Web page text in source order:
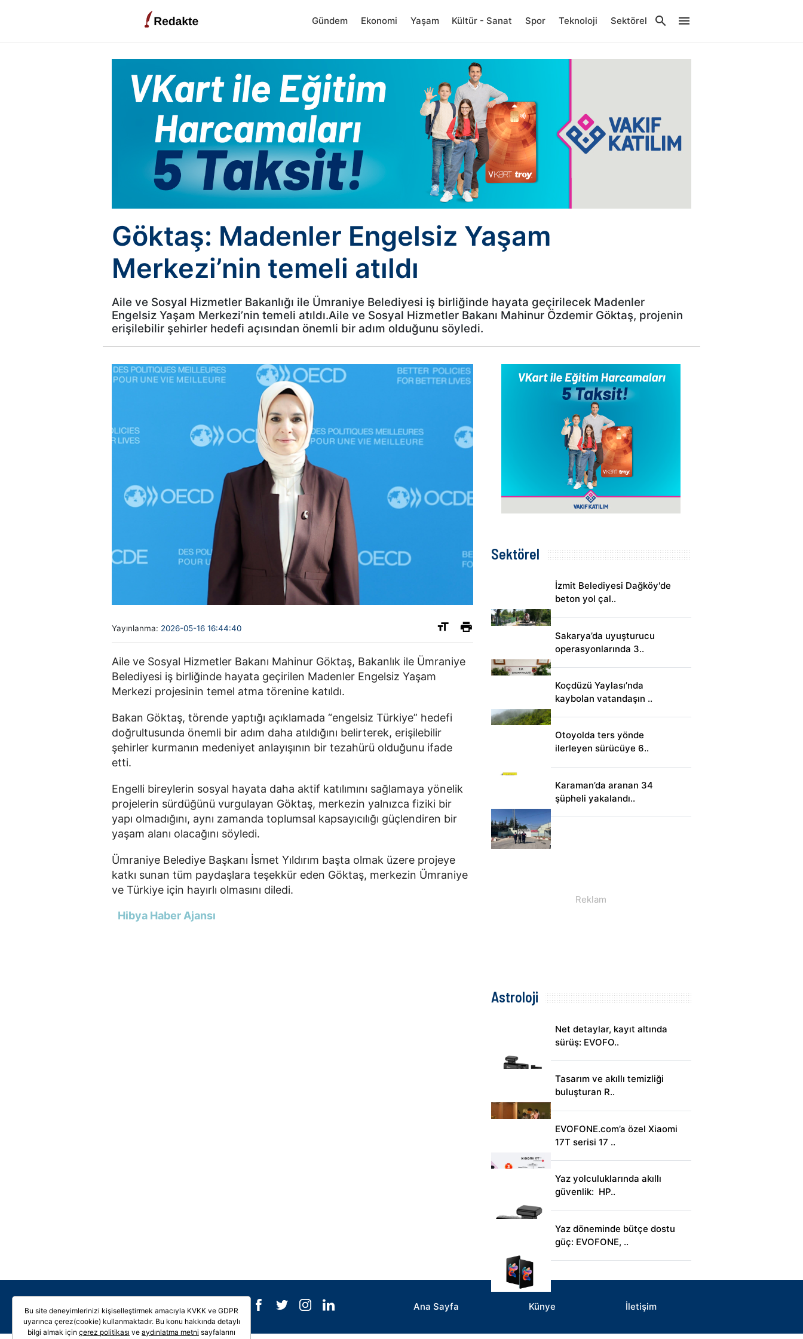
Gündem Ekonomi Yaşam Kültür - Sanat Spor Teknoloji Sektörel
Göktaş: Madenler Engelsiz Yaşam
Merkezi’nin temeli atıldı
Aile ve Sosyal Hizmetler Bakanlığı ile Ümraniye Belediyesi iş birliğinde hayata geçirilecek Madenler
Engelsiz Yaşam Merkezi’nin temeli atıldı.Aile ve Sosyal Hizmetler Bakanı Mahinur Özdemir Göktaş, projenin
erişilebilir şehirler hedefi açısından önemli bir adım olduğunu söyledi.
Yayınlanma: 2026-05-16 16:44:40
Aile ve Sosyal Hizmetler Bakanı Mahinur Göktaş, Bakanlık ile Ümraniye
Belediyesi iş birliğinde hayata geçirilen Madenler Engelsiz Yaşam
Merkezi projesinin temel atma törenine katıldı.
Bakan Göktaş, törende yaptığı açıklamada “engelsiz Türkiye” hedefi
doğrultusunda önemli bir adım daha atıldığını belirterek, erişilebilir
şehirler kurmanın medeniyet anlayışının bir tezahürü olduğunu ifade
etti.
Engelli bireylerin sosyal hayata daha aktif katılımını sağlamaya yönelik
projelerin sürdüğünü vurgulayan Göktaş, merkezin yalnızca fiziki bir
yapı olmadığını, aynı zamanda toplumsal kapsayıcılığı güçlendiren bir
yaşam alanı olacağını söyledi.
Ümraniye Belediye Başkanı İsmet Yıldırım başta olmak üzere projeye
katkı sunan tüm paydaşlara teşekkür eden Göktaş, merkezin Ümraniye
ve Türkiye için hayırlı olmasını diledi.
Hibya Haber Ajansı
Sektörel
İzmit Belediyesi Dağköy'de
beton yol çal..
Sakarya’da uyuşturucu
operasyonlarında 3..
Koçdüzü Yaylası’nda
kaybolan vatandaşın ..
Otoyolda ters yönde
ilerleyen sürücüye 6..
Karaman’da aranan 34
şüpheli yakalandı..
Astroloji
Net detaylar, kayıt altında
sürüş: EVOFO..
Tasarım ve akıllı temizliği
buluşturan R..
EVOFONE.com’a özel Xiaomi
17T serisi 17 ..
Yaz yolculuklarında akıllı
güvenlik: HP..
Yaz döneminde bütçe dostu
güç: EVOFONE, ..
Galeri Video Ana Sayfa Künye İletişim
Bu site deneyimlerinizi kişiselleştirmek amacıyla KVKK ve GDPR
uyarınca çerez(cookie) kullanmaktadır. Bu konu hakkında detaylı
bilgi almak için çerez politikası ve aydınlatma metni sayfalarını